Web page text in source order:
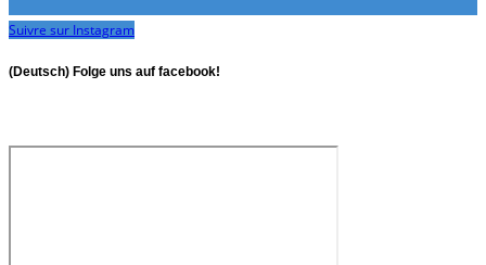
Suivre sur Instagram
(Deutsch) Folge uns auf facebook!